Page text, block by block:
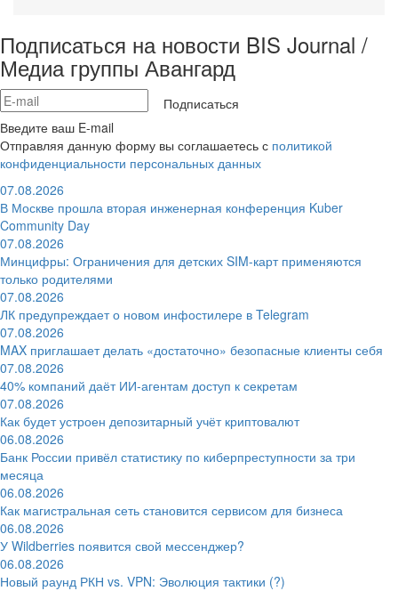
Подписаться на новости BIS Journal /
Медиа группы Авангард
Подписаться
Введите ваш E-mail
Отправляя данную форму вы соглашаетесь с политикой
конфиденциальности персональных данных
07.08.2026
В Москве прошла вторая инженерная конференция Kuber
Community Day
07.08.2026
Минцифры: Ограничения для детских SIM-карт применяются
только родителями
07.08.2026
ЛК предупреждает о новом инфостилере в Telegram
07.08.2026
MAX приглашает делать «достаточно» безопасные клиенты себя
07.08.2026
40% компаний даёт ИИ‑агентам доступ к секретам
07.08.2026
Как будет устроен депозитарный учёт криптовалют
06.08.2026
Банк России привёл статистику по киберпреступности за три
месяца
06.08.2026
Как магистральная сеть становится сервисом для бизнеса
06.08.2026
У Wildberries появится свой мессенджер?
06.08.2026
Новый раунд РКН vs. VPN: Эволюция тактики (?)